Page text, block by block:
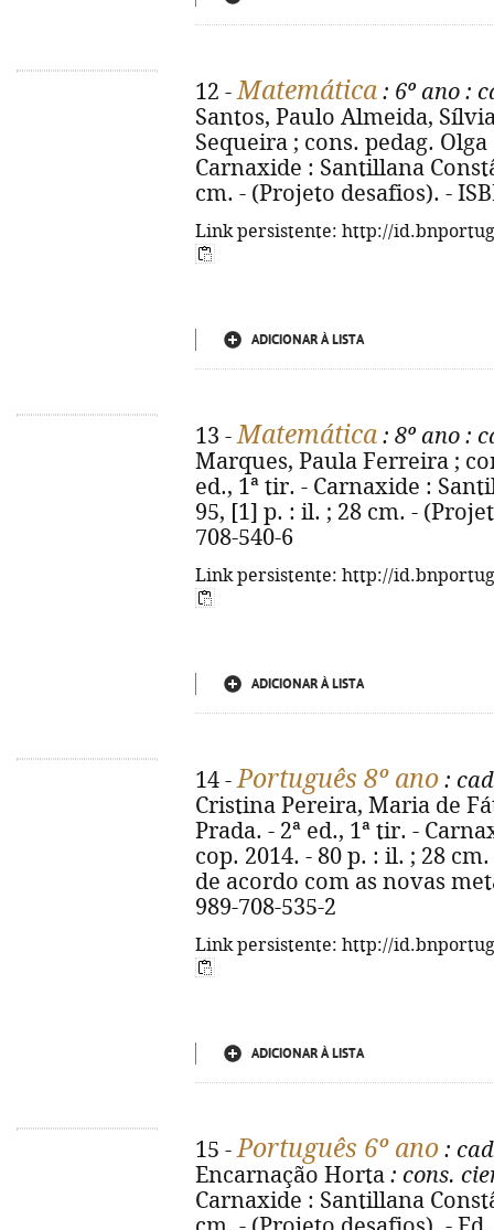
12 -Matemática : 6º ano :
Santos, Paulo Almeida,
Sequeira ; cons. pedag. Olga
Carnaxide : Santillana
cm. - (Projeto desafios). -
Link persistente: http://
ADICIONAR À LISTA
13 -Matemática : 8º ano :
Marques, Paula Ferreira ;
ed., 1ª tir. - Carnaxide :
95, [1] p. : il. ; 28 cm. -
708-540-6
Link persistente: http://
ADICIONAR À LISTA
14 -Português 8º ano :
Cristina Pereira, Maria de
Prada. - 2ª ed., 1ª tir. -
cop. 2014. - 80 p. : il. ; 28
de acordo com as novas
989-708-535-2
Link persistente: http://
ADICIONAR À LISTA
15 -Português 6º ano :
Encarnação Horta : cons.
Carnaxide : Santillana